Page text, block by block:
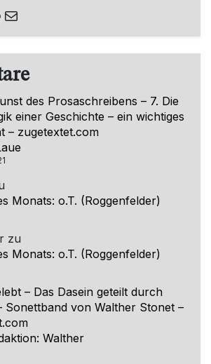
E-Mail
des Prosaschreibens – 7. Die
einer Geschichte – ein wichtiges
– zugetextet.com
Monats: o.T. (Roggenfelder)
zu
Monats: o.T. (Roggenfelder)
– Das Dasein geteilt durch
Sonettband von Walther Stonet –
Walther